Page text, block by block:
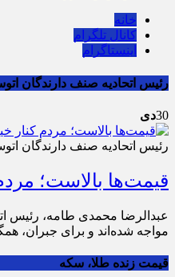
خانه
کانال تلگرام
اینستاگرام
رئیس اتحادیه صنف دارندگان
30دی
رئیس اتحادیه صنف دارندگان
قیمت‌ها بالاست؛
عبدالرضا محمدی طامه، رئیس
مواجه شده‌اند و برای جبران،
قیمت زنده طلا، سکه